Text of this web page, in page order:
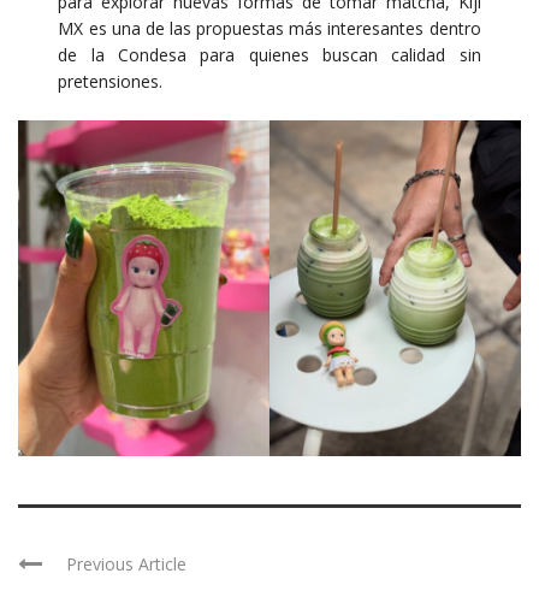
MX es una de las propuestas más interesantes dentro
de la Condesa para quienes buscan calidad sin
pretensiones.
Previous Article